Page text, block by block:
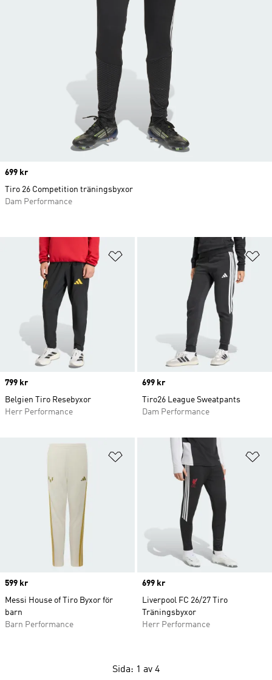
Lägg till på önskelistan
Price
799 kr
Belgien Tiro Resebyxor
Herr Performance
Price
699 kr
Tiro26 League Sweatpants
Dam Performance
Lägg till på önskelistan
Price
599 kr
Messi House of Tiro Byxor för
barn
Barn Performance
Price
699 kr
Liverpool FC 26/27 Tiro
Träningsbyxor
Herr Performance
Price
699 kr
Tiro 26 Competition träningsbyxor
Dam Performance
Sida: 1 av 4